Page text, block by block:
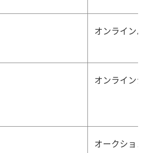
オンラインバ
オンラインシ
オークション